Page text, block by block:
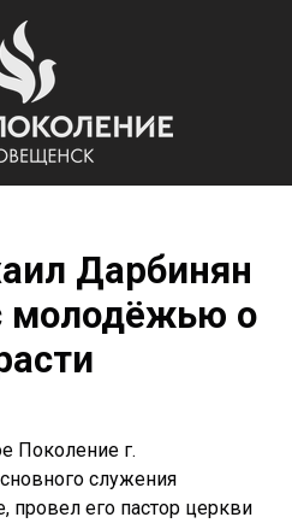
Дарбинян
молодёжью о
Поколение г.
служения
провел его пастор церкви